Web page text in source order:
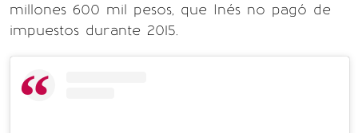
millones 600 mil pesos, que Inés no pagó de
impuestos durante 2015.